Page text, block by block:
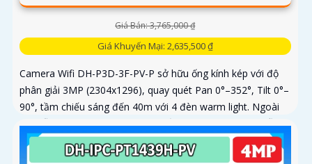
Giá Bán: 3,765,000 ₫
Giá Khuyến Mại: 2,635,500 ₫
Camera Wifi DH-P3D-3F-PV-P sở hữu ống kính kép với độ
phân giải 3MP (2304x1296), quay quét Pan 0°–352°, Tilt 0°–
90°, tầm chiếu sáng đến 40m với 4 đèn warm light. Ngoài
ra, mẫu camera này còn đạt chuẩn chống nước IP66, hỗ trợ
thẻ nhớ tối đa 256GB, kết nối Wi-Fi 2